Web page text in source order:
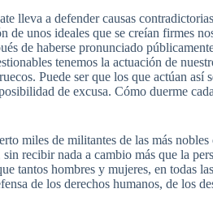
lleva a defender causas
de unos ideales que se creían firmes
de haberse pronunciado
tenemos la actuación de
Puede ser que los que actúan así
de excusa. Cómo duerme
miles de militantes de las más
recibir nada a cambio más que la
tantos hombres y mujeres, en todas
de los derechos humanos, de los